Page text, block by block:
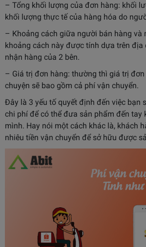
– Tổng khối lượng của đơn hàng: khối
khối lượng thực tế của hàng hóa do
– Khoảng cách giữa người bán hàng và
khoảng cách này được tính dựa trên địa
nhận hàng của 2 bên.
– Giá trị đơn hàng: thường thì giá trị đơn
chuyện sẽ bao gồm cả phí vận chuyển.
Đây là 3 yếu tố quyết định đến việc bạn
chi phí để có thể đưa sản phẩm đến tay
mình. Hay nói một cách khác là, khách
nhiêu tiền vận chuyển để sở hữu được